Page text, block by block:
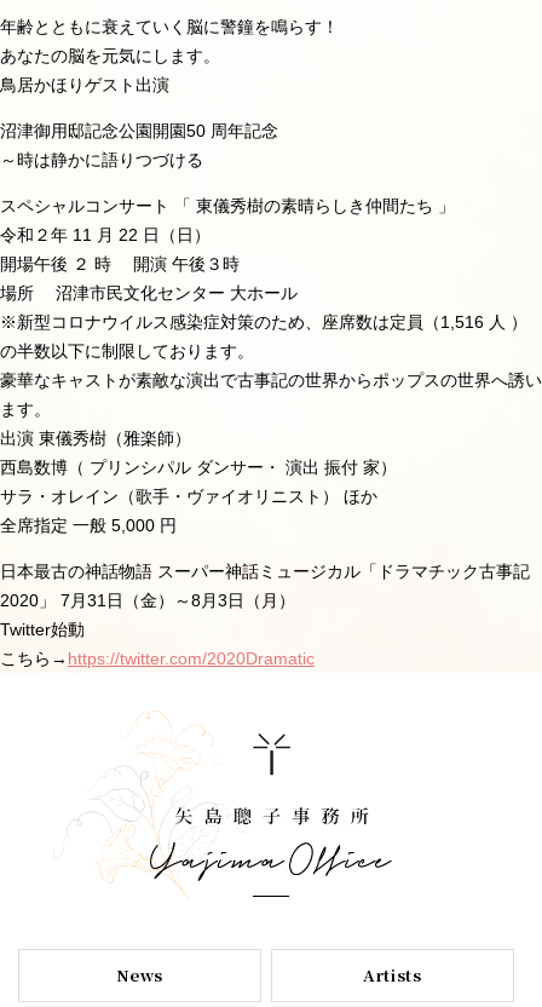
年齢とともに衰えていく脳に警鐘を鳴らす！
あなたの脳を元気にします。
鳥居かほりゲスト出演
沼津御用邸記念公園開園50 周年記念
～時は静かに語りつづける
スペシャルコンサート 「 東儀秀樹の素晴らしき仲間たち 」
令和２年 11 月 22 日（日）
開場午後 ２ 時 開演 午後３時
場所 沼津市民文化センター 大ホール
※新型コロナウイルス感染症対策のため、座席数は定員（1,516 人 ）
の半数以下に制限しております。
豪華なキャストが素敵な演出で古事記の世界からポップスの世界へ誘い
ます。
出演 東儀秀樹（雅楽師）
西島数博（ プリンシパル ダンサー・ 演出 振付 家）
サラ・オレイン（歌手・ヴァイオリニスト） ほか
全席指定 一般 5,000 円
日本最古の神話物語 スーパー神話ミュージカル「ドラマチック古事記
2020」 7月31日（金）～8月3日（月）
Twitter始動
こちら→ https://twitter.com/2020Dramatic
News Artists